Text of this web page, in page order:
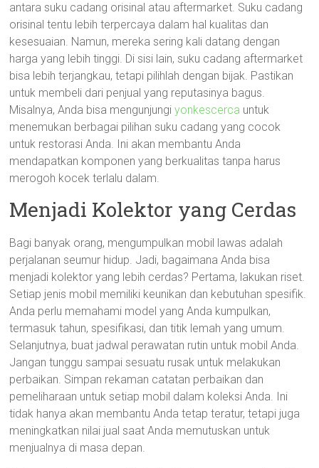
antara suku cadang orisinal atau aftermarket. Suku cadang
orisinal tentu lebih terpercaya dalam hal kualitas dan
kesesuaian. Namun, mereka sering kali datang dengan
harga yang lebih tinggi. Di sisi lain, suku cadang aftermarket
bisa lebih terjangkau, tetapi pilihlah dengan bijak. Pastikan
untuk membeli dari penjual yang reputasinya bagus.
Misalnya, Anda bisa mengunjungiyonkescerca untuk
menemukan berbagai pilihan suku cadang yang cocok
untuk restorasi Anda. Ini akan membantu Anda
mendapatkan komponen yang berkualitas tanpa harus
merogoh kocek terlalu dalam.
Menjadi Kolektor yang Cerdas
Bagi banyak orang, mengumpulkan mobil lawas adalah
perjalanan seumur hidup. Jadi, bagaimana Anda bisa
menjadi kolektor yang lebih cerdas? Pertama, lakukan riset.
Setiap jenis mobil memiliki keunikan dan kebutuhan spesifik.
Anda perlu memahami model yang Anda kumpulkan,
termasuk tahun, spesifikasi, dan titik lemah yang umum.
Selanjutnya, buat jadwal perawatan rutin untuk mobil Anda.
Jangan tunggu sampai sesuatu rusak untuk melakukan
perbaikan. Simpan rekaman catatan perbaikan dan
pemeliharaan untuk setiap mobil dalam koleksi Anda. Ini
tidak hanya akan membantu Anda tetap teratur, tetapi juga
meningkatkan nilai jual saat Anda memutuskan untuk
menjualnya di masa depan.